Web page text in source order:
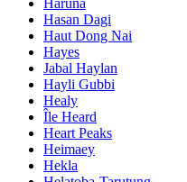
Hasan Dagi
Haut Dong Nai
Hayes
Jabal Haylan
Hayli Gubbi
Healy
Île Heard
Heart Peaks
Heimaey
Hekla